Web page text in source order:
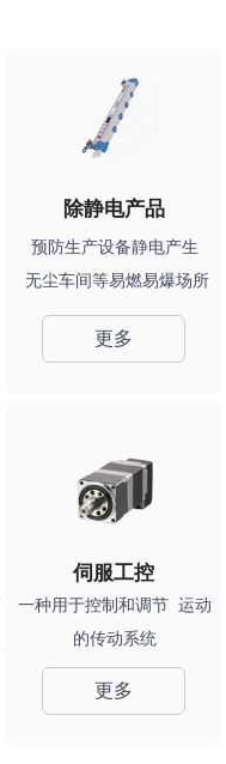
除静电产品
预防生产设备静电产生
无尘车间等易燃易爆场所
伺服⼯控
⼀种⽤于控制和调节  运动
的传动系统
更多
更多